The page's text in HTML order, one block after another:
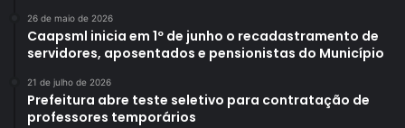
Quinta-feira – 16/10
sentir” – piquenique sustentável com literatura – Prof.
Valdir (SME). CMEI Marisa Arruda dos Santos (Rua Salim
26 de maio de 2026
Caapsml inicia em 1º de junho o recadastramento de
servidores, aposentados e pensionistas do Município
21 de julho de 2026
Prefeitura abre teste seletivo para contratação de
professores temporários